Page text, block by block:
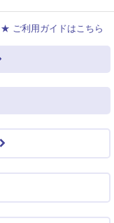
★ ご利用ガイドはこちら